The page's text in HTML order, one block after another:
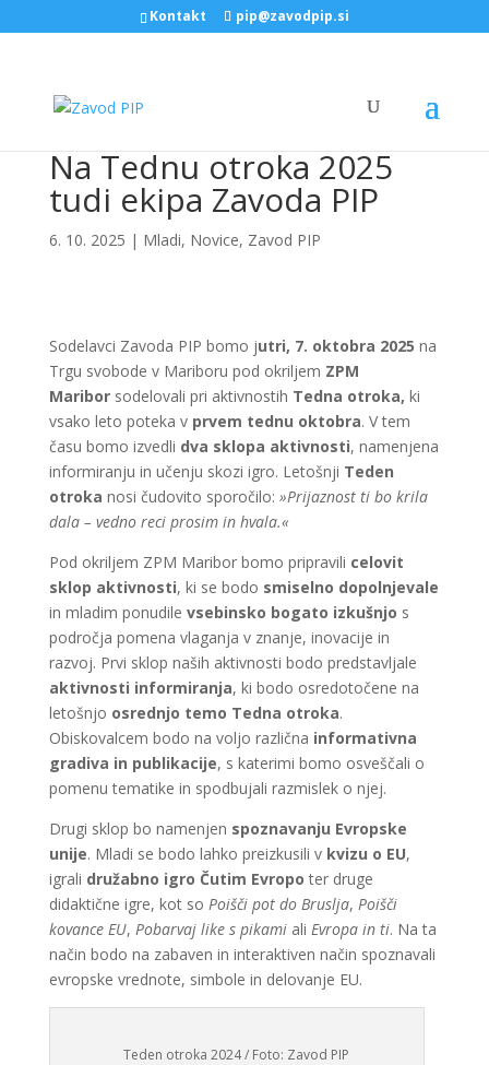
Kontakt pip@zavodpip.si
Na Tednu otroka 2025
tudi ekipa Zavoda PIP
6. 10. 2025 | Mladi, Novice, Zavod PIP
Sodelavci Zavoda PIP bomo jutri, 7. oktobra 2025 na
Trgu svobode v Mariboru pod okriljem ZPM
Mariborsodelovali pri aktivnostih Tedna otroka, ki
vsako leto poteka v prvem tednu oktobra. V tem
času bomo izvedli dva sklopa aktivnosti, namenjena
informiranju in učenju skozi igro. Letošnji Teden
otroka nosi čudovito sporočilo: »Prijaznost ti bo krila
dala – vedno reci prosim in hvala.«
Pod okriljem ZPM Maribor bomo pripravili celovit
sklop aktivnosti, ki se bodo smiselno dopolnjevale
in mladim ponudile vsebinsko bogato izkušnjo s
področja pomena vlaganja v znanje, inovacije in
razvoj. Prvi sklop naših aktivnosti bodo predstavljale
aktivnosti informiranja, ki bodo osredotočene na
letošnjo osrednjo temo Tedna otroka.
Obiskovalcem bodo na voljo različna informativna
gradiva in publikacije, s katerimi bomo osveščali o
pomenu tematike in spodbujali razmislek o njej.
Drugi sklop bo namenjen spoznavanju Evropske
unije. Mladi se bodo lahko preizkusili v kvizu o EU,
igrali družabno igro Čutim Evropo ter druge
didaktične igre, kot so Poišči pot do Bruslja, Poišči
kovance EU, Pobarvaj like s pikamiali Evropa in ti. Na ta
način bodo na zabaven in interaktiven način spoznavali
evropske vrednote, simbole in delovanje EU.
Teden otroka 2024 / Foto: Zavod PIP